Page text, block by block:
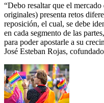
“Debo resaltar que el
originales) presenta retos
reposición, el cual, se debe
en cada segmento de las
para poder apostarle a su
José Esteban Rojas,